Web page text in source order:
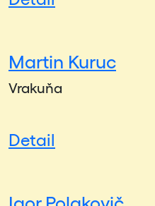
Martin Kuruc
Vrakuňa
Detail